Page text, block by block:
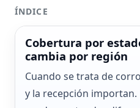
ÍNDICE
Cobertura por
cambia por región
Cuando se trata de
y la recepción